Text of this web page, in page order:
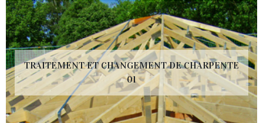
TRAITEMENT ET CHANGEMENT DE CHARPENTE
01